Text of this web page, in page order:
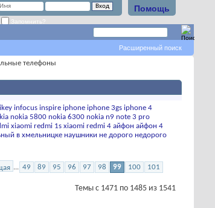
Помощь
Запомнить?
Расширенный поиск
телефоны
ikey infocus inspire iphone iphone 3gs iphone 4
nokia 5800 nokia 6300 nokia n9 note 3 pro
xiaomi redmi 1s xiaomi redmi 4 айфон айфон 4
в хмельницке наушники не дорого недорого
... 49 89 95 96 97 98 99 100
101
Темы с 1471 по 1485 из 1541